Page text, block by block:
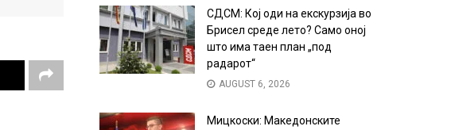
СДСМ: Кој оди на екскурзија во
Брисел среде лето? Само оној
што има таен план „под
радарот“
AUGUST 6, 2026
Мицкоски: Македонските